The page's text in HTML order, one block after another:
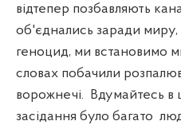
відтепер позбавляють
об'єднались заради
геноцид, ми встановимо
словах побачили
ворожнечі.
Вдумайтесь в
засідання було багато